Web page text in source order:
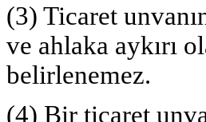
(3) Ticaret
ve ahlaka aykırı
belirlenemez.
(4) Bir ticaret